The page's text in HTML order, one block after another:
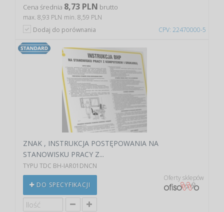
CPV: 22470000-5
Cena średnia 8,73 PLN brutto
max. 8,93 PLN min. 8,59 PLN
Dodaj do porównania
ZNAK , INSTRUKCJA POSTĘPOWANIA NA
STANOWISKU PRACY Z...
TYPU TDC BH-IAR01DNCN
DO SPECYFIKACJI
Oferty sklepów